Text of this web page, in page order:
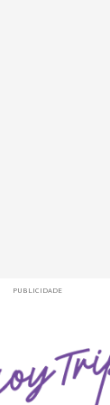
PUBLICIDADE